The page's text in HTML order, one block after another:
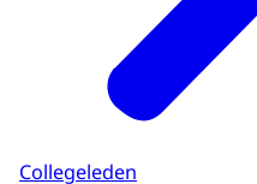
Collegeleden